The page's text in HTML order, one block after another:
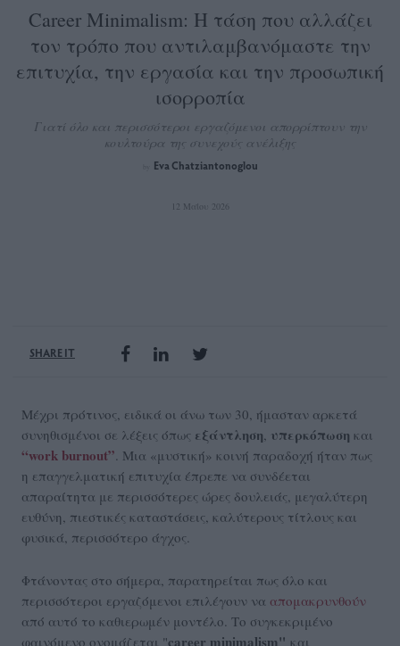
Career Minimalism: Η τάση που αλλάζει
τον τρόπο που αντιλαμβανόμαστε την
επιτυχία, την εργασία και την προσωπική
ισορροπία
Γιατί όλο και περισσότεροι εργαζόμενοι απορρίπτουν την
κουλτούρα της συνεχούς ανέλιξης
Eva Chatziantonoglou
12 Μαΐου 2026
SHARE IT
Μέχρι πρότινος, ειδικά οι άνω των 30, ήμασταν αρκετά
συνηθισμένοι σε λέξεις όπως εξάντληση, υπερκόπωση και
“work burnout”. Μια «μυστική» κοινή παραδοχή ήταν πως
η επαγγελματική επιτυχία έπρεπε να συνδέεται
απαραίτητα με περισσότερες ώρες δουλειάς, μεγαλύτερη
ευθύνη, πιεστικές καταστάσεις, καλύτερους τίτλους και
φυσικά, περισσότερο άγχος.
Φτάνοντας στο σήμερα, παρατηρείται πως όλο και
περισσότεροι εργαζόμενοι επιλέγουν να απομακρυνθούν
από αυτό το καθιερωμέν μοντέλο. Το συγκεκριμένο
φαινόμενο ονομάζεται "career minimalism" και